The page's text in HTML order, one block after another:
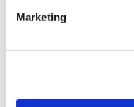
Marketing
Alexandru-
Revoluţia